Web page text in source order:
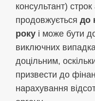
консультант)
продовжується до
року і може бути
виключних
доцільним,
призвести до
нарахування